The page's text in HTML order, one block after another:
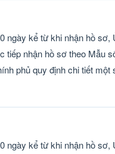
ngày kể từ khi nhận hồ
tiếp nhận hồ sơ theo Mẫu
phủ quy định chi tiết
ngày kể từ khi nhận hồ